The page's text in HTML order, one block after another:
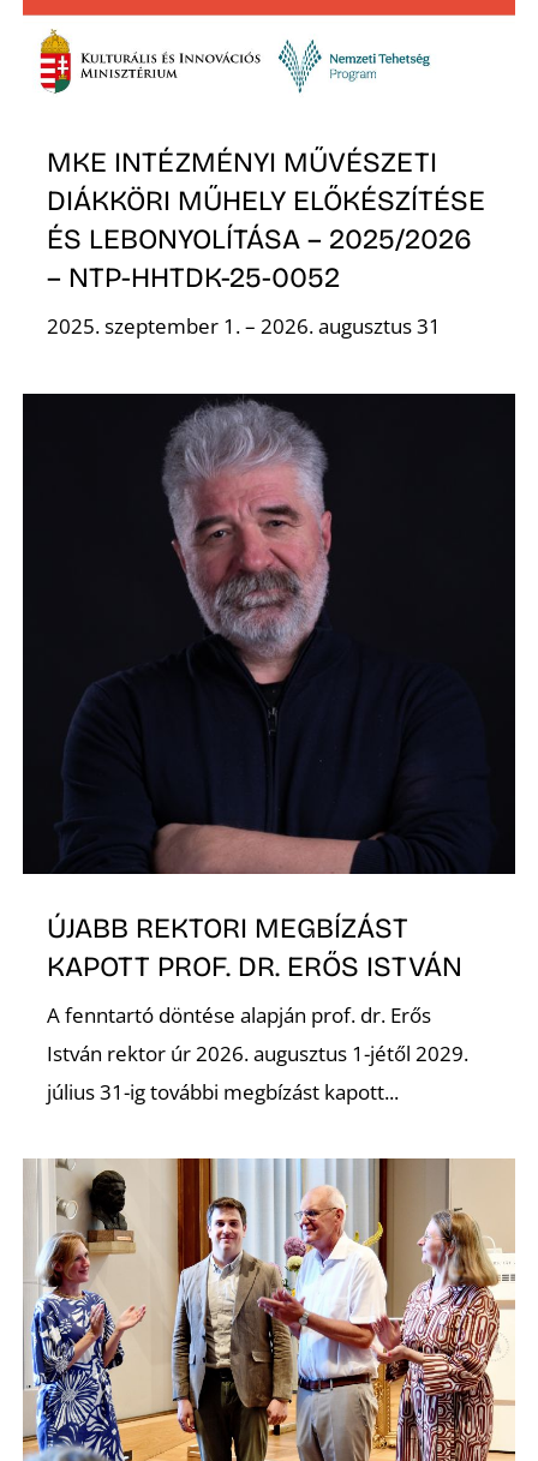
MKE INTÉZMÉNYI MŰVÉSZETI
DIÁKKÖRI MŰHELY ELŐKÉSZÍTÉSE
ÉS LEBONYOLÍTÁSA – 2025/2026
– NTP-HHTDK-25-0052
2025. szeptember 1. – 2026. augusztus 31
ÚJABB REKTORI MEGBÍZÁST
KAPOTT PROF. DR. ERŐS ISTVÁN
A fenntartó döntése alapján prof. dr. Erős
István rektor úr 2026. augusztus 1-jétől 2029.
július 31-ig további megbízást kapott...